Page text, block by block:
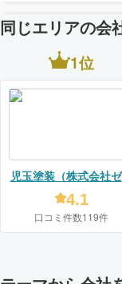
同じエリアの会
1位
児玉塗装（株式会社
プラス）
4.1
口コミ件数119件